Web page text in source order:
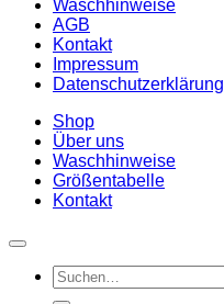
Waschhinweise
AGB
Kontakt
Impressum
Datenschutzerklärung
Shop
Über uns
Waschhinweise
Größentabelle
Kontakt
Suchen
nach: